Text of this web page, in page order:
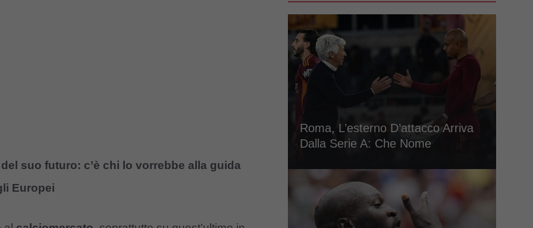
suo futuro: c’è chi lo vorrebbe alla guida
Europei
Roma, L’esterno D’attacco Arriva
Dalla Serie A: Che Nome